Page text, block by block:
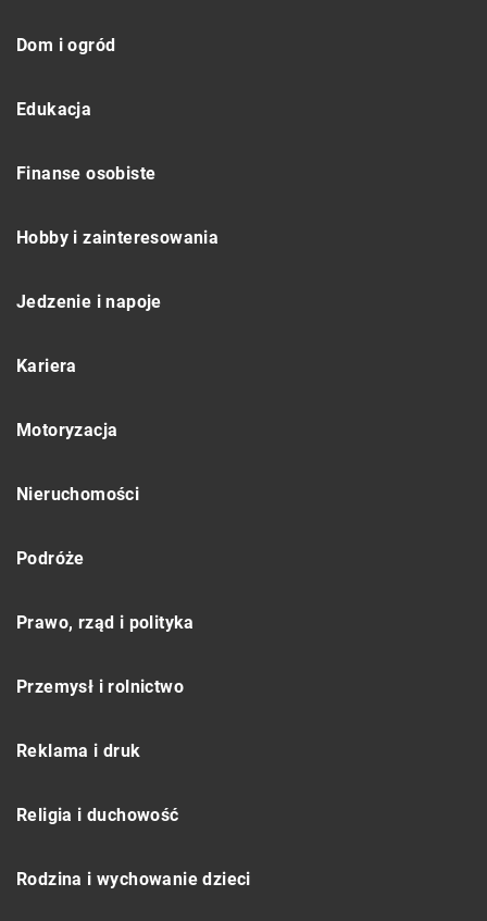
Dom i ogród
Edukacja
Finanse osobiste
Hobby i zainteresowania
Jedzenie i napoje
Kariera
Motoryzacja
Nieruchomości
Podróże
Prawo, rząd i polityka
Przemysł i rolnictwo
Reklama i druk
Religia i duchowość
Rodzina i wychowanie dzieci